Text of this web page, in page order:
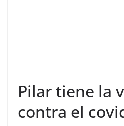
Pilar tiene la
contra el